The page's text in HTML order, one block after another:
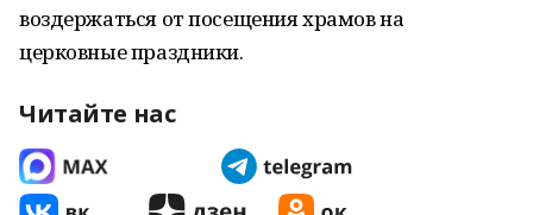
воздержаться от посещения храмов на
церковные праздники.
Читайте нас